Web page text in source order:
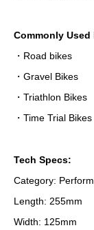
Commonly Used
・Road bikes
・Gravel Bikes
・Triathlon Bikes
・Time Trial Bikes
Tech Specs:
Category:
Length: 255mm
Width: 125mm